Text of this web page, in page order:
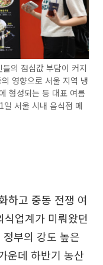
의 점심값 부담이 커지
영향으로 서울 지역 냉
형성되는 등 대표 여름
서울 시내 음식점 메
하고 중동 전쟁 여
업계가 미뤄왔던
부의 강도 높은
운데 하반기 농산